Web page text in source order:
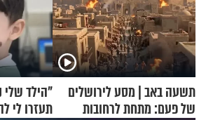
תשעה באב | מסע לירושלים
של פעם: מתחת לרחובות
"הילד שלי
תעזרו לי